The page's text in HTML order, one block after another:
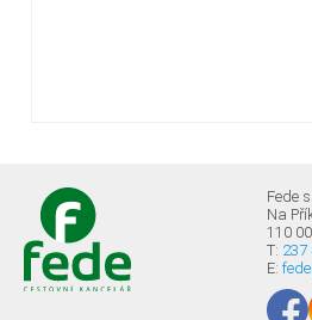
Fede
Na
110
T: 237
E: